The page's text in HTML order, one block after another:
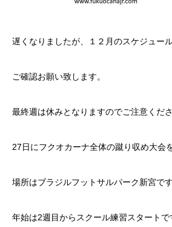
遅くなりましたが、１２月のスケジュール
ご確認お願い致します。
最終週は休みとなりますのでご注意くださ
27日にフクオカーナ全体の蹴り収め大会
場所はブラジルフットサルパーク新宮です
年始は2週目からスクール練習スタートで